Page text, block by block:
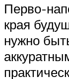
Перво-
края
нужно